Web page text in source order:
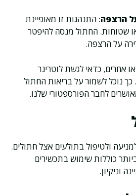
הרצפה: התנהגות זו מאופיינת
שטוחות. החתול מנסה להיפטר
על הרצפה.
אחרים, כדאי לגשת לוטרינר
נוכל לשמור על בריאות החתול
לחבר הפורספטורי שלנו.
ולטיפול בתולעים אצל חתולים.
כוללות שימוש בתכשירים
וניקיון.